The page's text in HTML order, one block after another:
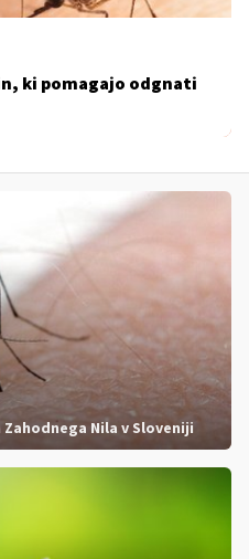
ki pomagajo odgnati
Nila v Sloveniji